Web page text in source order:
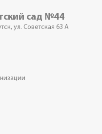
сад №44
ул. Советская 63 А